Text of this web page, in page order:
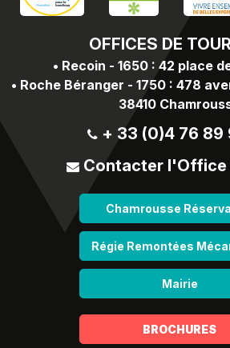
OFFICES DE
• Recoin - 1650 : 42 place
• Roche Béranger - 1750 : 478
38410
+ 33 (0)4 76 89
Contacter l'Office
Chamrousse
Régie Remontées
Mairie
BROCHURES